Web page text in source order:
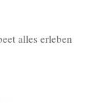
alles erleben